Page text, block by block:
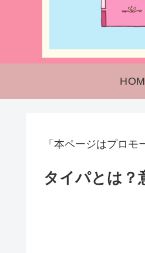
「本ページはプロ
タイパとは？